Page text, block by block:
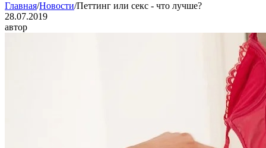
Главная/Новости/Петтинг или секс - что лучше?
28.07.2019
автор